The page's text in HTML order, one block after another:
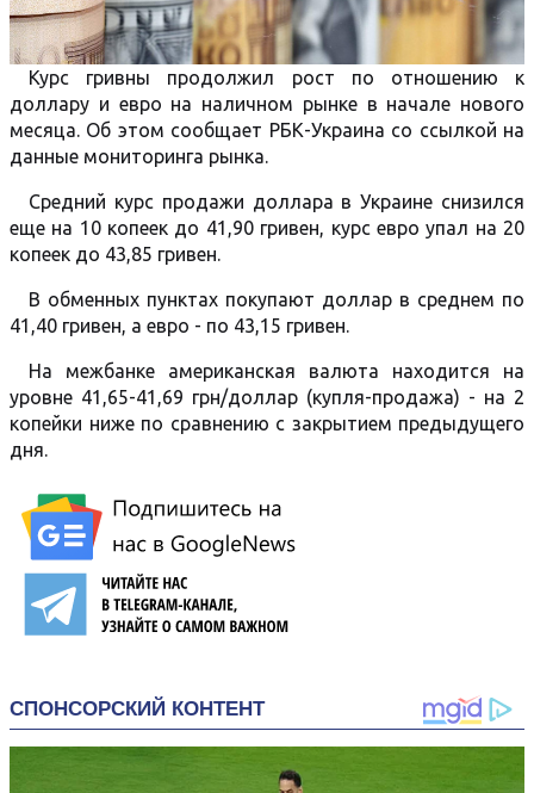
Курс гривны продолжил рост по отношению к
доллару и евро на наличном рынке в начале нового
месяца. Об этом сообщает РБК-Украина со ссылкой на
данные мониторинга рынка.
Средний курс продажи доллара в Украине снизился
еще на 10 копеек до 41,90 гривен, курс евро упал на 20
копеек до 43,85 гривен.
В обменных пунктах покупают доллар в среднем по
41,40 гривен, а евро - по 43,15 гривен.
На межбанке американская валюта находится на
уровне 41,65-41,69 грн/доллар (купля-продажа) - на 2
копейки ниже по сравнению с закрытием предыдущего
дня.